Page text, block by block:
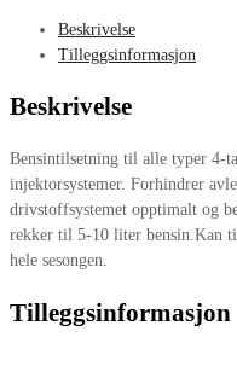
Beskrivelse
Tilleggsinformasjon
Beskrivelse
Bensintilsetning til alle typer 4-
injektorsystemer. Forhindrer
drivstoffsystemet opptimalt og
rekker til 5-10 liter bensin.Kan
hele sesongen.
Tilleggsinformasjon